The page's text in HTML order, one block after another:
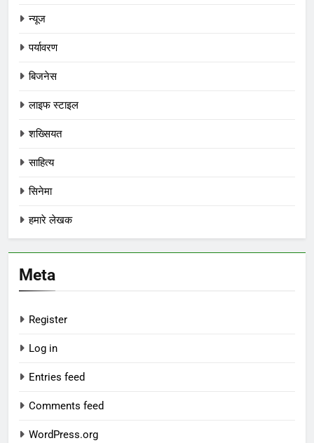
न्यूज
पर्यावरण
बिजनेस
लाइफ स्टाइल
शख्सियत
साहित्य
सिनेमा
हमारे लेखक
Meta
Register
Log in
Entries feed
Comments feed
WordPress.org